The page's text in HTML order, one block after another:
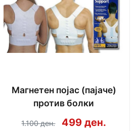
Магнетен појас (пајаче)
против болки
1.100 ден. 499 ден.